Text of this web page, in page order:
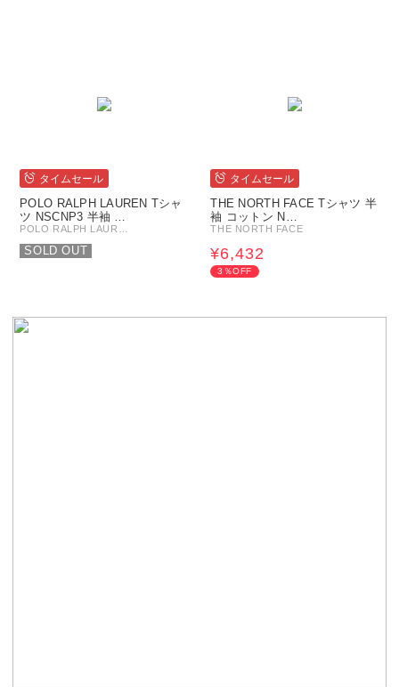
タイムセール
POLO RALPH LAUREN Tシャ
ツ NSCNP3 半袖 …
POLO RALPH LAUR…
SOLD OUT
タイムセール
THE NORTH FACE Tシャツ 半
袖 コットン N…
THE NORTH FACE
¥6,432
3％OFF